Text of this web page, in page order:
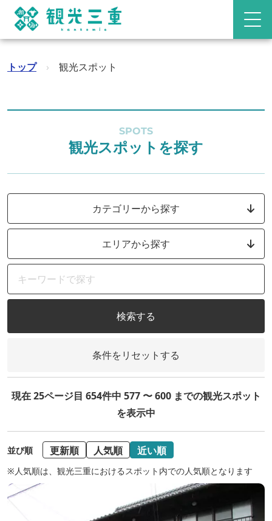
トップ › 観光スポット
SPOTS
観光スポットを探す
カテゴリーから探す
エリアから探す
検索する
条件をリセットする
現在 25ページ目 654件中 577 〜 600 までの観光スポット
を表示中
並び順 更新順 人気順 近い順
※人気順は、観光三重におけるスポット内での人気順となります